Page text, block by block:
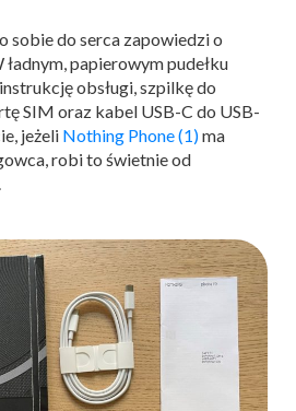
sobie do serca zapowiedzi o
papierowym pudełku
obsługi, szpilkę do
SIM oraz kabel USB-C do USB-
jeżeli Nothing Phone (1)ma
robi to świetnie od